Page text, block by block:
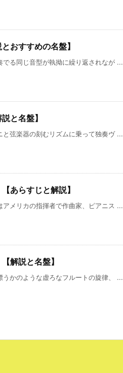
おすすめの名盤】
る同じ音型が執拗に繰り返されなが ...
と名盤】
弦楽器の刻むリズムに乗って独奏ヴ ...
あらすじと解説】
アメリカの指揮者で作曲家、ピアニス ...
解説と名盤】
かのような虚ろなフルートの旋律、 ...